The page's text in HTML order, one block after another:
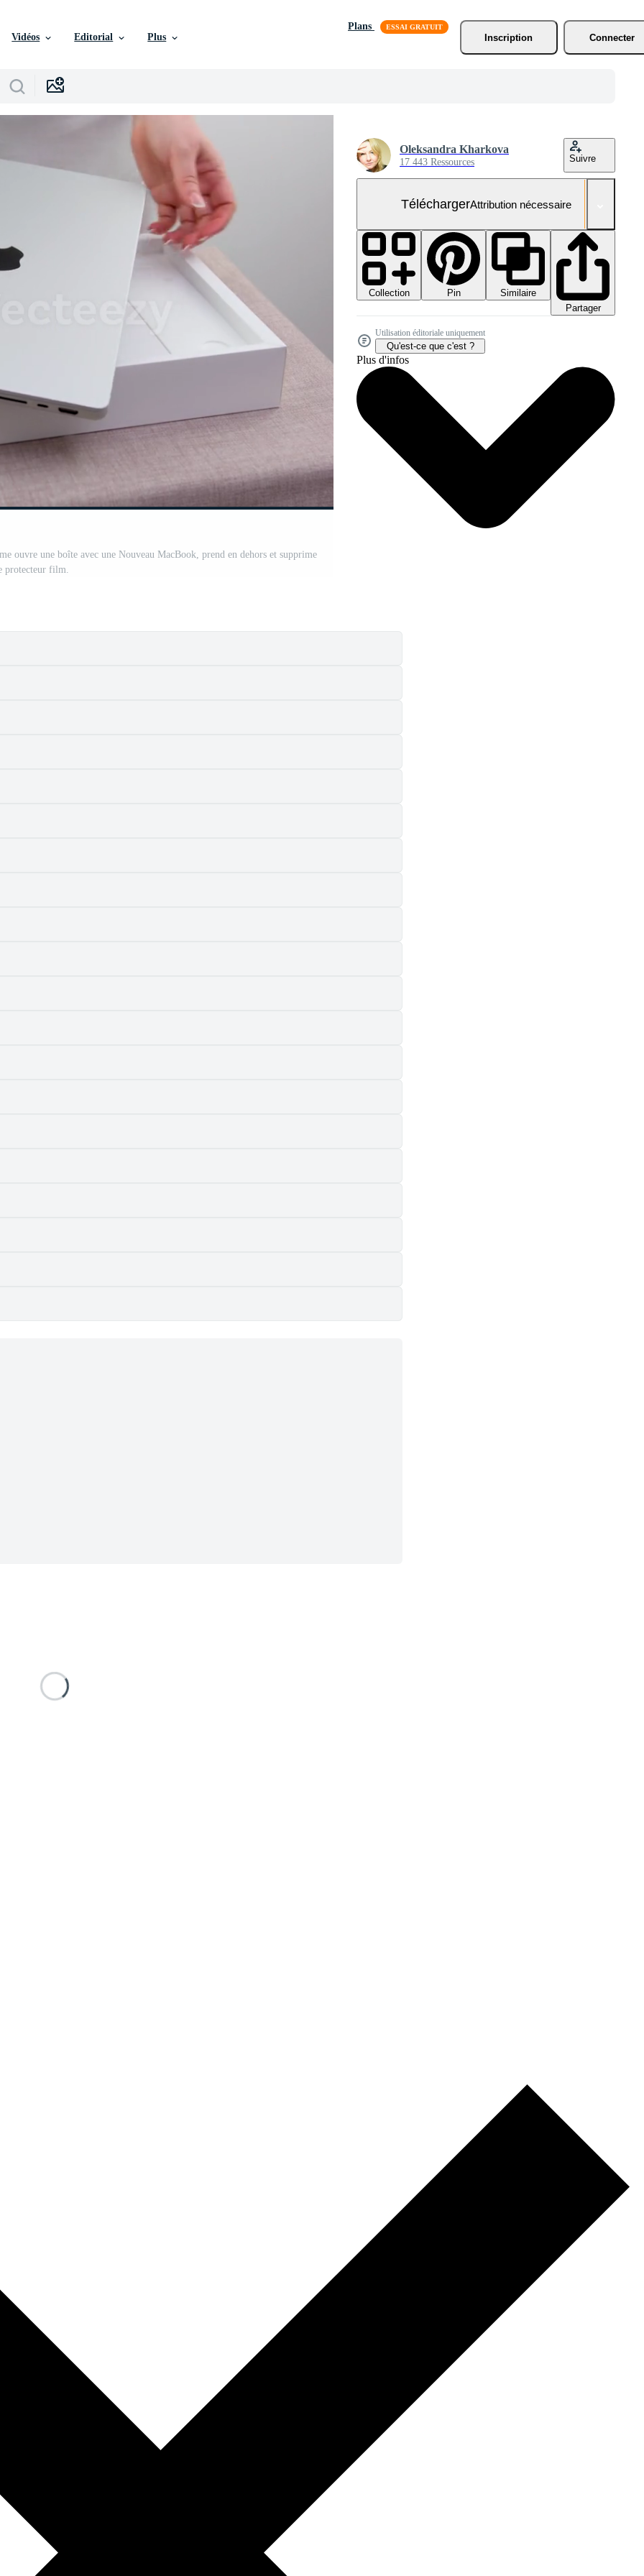
Vidéos Editorial Plus
Plans
Inscription
Connecter
ouvre une boîte avec une Nouveau MacBook, prend en dehors et supprime
protecteur film.
Oleksandra Kharkova
17 443 Ressources Suivre
TéléchargerAttribution nécessaire
Collection Pin
Similaire
Partager
Utilisation éditoriale uniquement
Qu'est-ce que c'est ?
Plus d'infos